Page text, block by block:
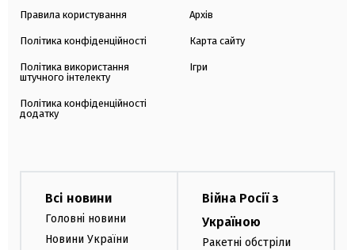
Правила користування
Політика конфіденційності
Політика використання
штучного інтелекту
Політика конфіденційності
додатку
Архів
Карта сайту
Ігри
Всі новини
Головні новини
Новини України
Війна Росії з
Україною
Ракетні обстріли